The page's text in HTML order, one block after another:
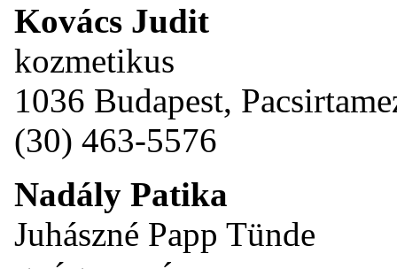
Kovács Judit
kozmetikus
1036 Budapest,
(30) 463-5576
Nadály Patika
Juhászné Papp Tünde